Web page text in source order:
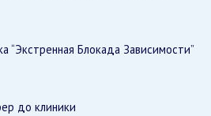
“Экстренная Блокада Зависимости”
до клиники